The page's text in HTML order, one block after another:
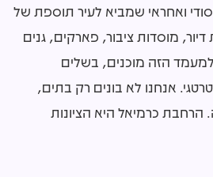
ואחראי שמביא לעיר תוספת של
יחידות דיור, מוסדות ציבור, פארקים, גנים
הזה מוכנים, בשלים
אנחנו לא בונים רק בתים,
הרחבת כרמיאל היא הציונות